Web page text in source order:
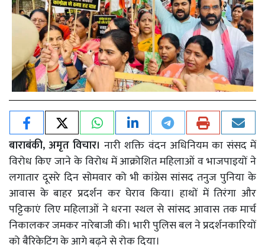
बाराबंकी, अमृत विचार।नारी शक्ति वंदन अधिनियम का संसद में
विरोध किए जाने के विरोध में आक्रोशित महिलाओं व भाजपाइयों ने
लगातार दूसरे दिन सोमवार को भी कांग्रेस सांसद तनुज पुनिया के
आवास के बाहर प्रदर्शन कर घेराव किया। हाथों में तिरंगा और
पट्टिकाएं लिए महिलाओं ने धरना स्थल से सांसद आवास तक मार्च
निकालकर जमकर नारेबाजी की। भारी पुलिस बल ने प्रदर्शनकारियों
को बैरिकेटिंग के आगे बढ़ने से रोक दिया।